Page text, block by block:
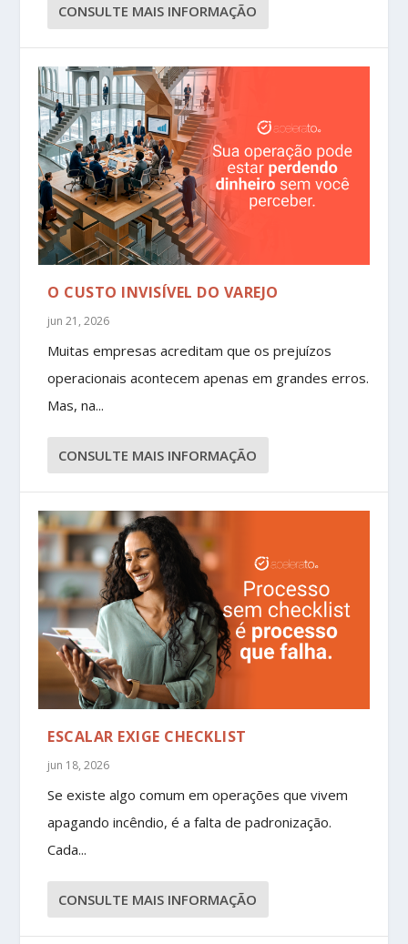
CONSULTE MAIS INFORMAÇÃO
O CUSTO INVISÍVEL DO VAREJO
jun 21, 2026
Muitas empresas acreditam que os prejuízos
operacionais acontecem apenas em grandes erros.
Mas, na...
CONSULTE MAIS INFORMAÇÃO
ESCALAR EXIGE CHECKLIST
jun 18, 2026
Se existe algo comum em operações que vivem
apagando incêndio, é a falta de padronização.
Cada...
CONSULTE MAIS INFORMAÇÃO